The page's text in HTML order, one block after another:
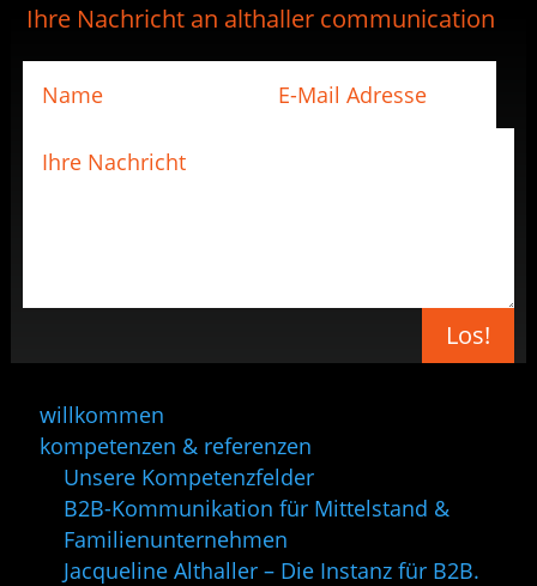
Ihre Nachricht an althaller communication
Los!
willkommen
kompetenzen & referenzen
Unsere Kompetenzfelder
B2B-Kommunikation für Mittelstand &
Familienunternehmen
Jacqueline Althaller – Die Instanz für B2B.